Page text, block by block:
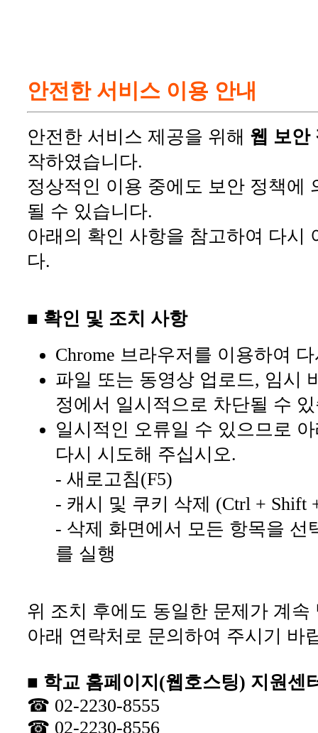
안전한 서비스 이용 안내
안전한 서비스 제공을 위해 웹 보안
작하였습니다.
정상적인 이용 중에도 보안 정책에
될 수 있습니다.
아래의 확인 사항을 참고하여 다시
다.
■ 확인 및 조치 사항
Chrome 브라우저를 이용하여
파일 또는 동영상 업로드, 임시
정에서 일시적으로 차단될 수
일시적인 오류일 수 있으므로
다시 시도해 주십시오.
- 새로고침(F5)
- 캐시 및 쿠키 삭제 (Ctrl + Shift
- 삭제 화면에서 모든 항목을 선
를 실행
위 조치 후에도 동일한 문제가 계속
아래 연락처로 문의하여 주시기 바
■ 학교 홈페이지(웹호스팅) 지원센
☎ 02-2230-8555
☎ 02-2230-8556